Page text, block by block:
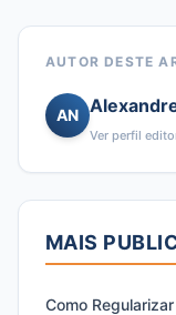
AUTOR DESTE
AN
Ver perfil
MAIS
Como